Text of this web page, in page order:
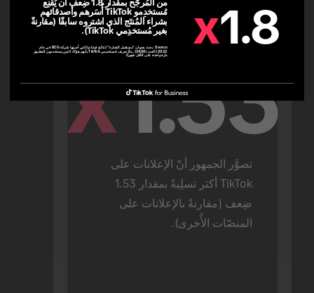
1.53
x
المنصّات الأُخرى).
1.8
x بغير مُستخدِمي TikTok).
Source:
بحث بعنوان "مستقبل التجارة" (نتائج فيتنام) التي أجرتها شركة BCG في عام
2022 (العدد=2400). يتمُّ تعريف مُستخدِمي TikTok بأنهم هؤلاء الذين يستخدمون التطبيق
مرّة واحدة على الأقل شهريًا.